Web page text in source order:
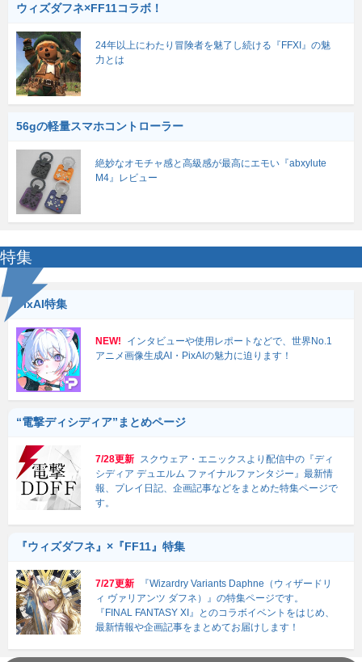
ウィズダフネ×FF11コラボ！
24年以上にわたり冒険者を魅了し続ける『FFXI』の魅
力とは
56gの軽量スマホコントローラー
絶妙なオモチャ感と高級感が最高にエモい『abxylute
M4』レビュー
特集
PixAI特集
NEW!
インタビューや使用レポートなどで、世界No.1
アニメ画像生成AI・PixAIの魅力に迫ります！
“電撃ディシディア”まとめページ
7/28更新 スクウェア・エニックスより配信中の『ディ
シディア デュエルム ファイナルファンタジー』最新情
報、プレイ日記、企画記事などをまとめた特集ページで
す。
『ウィズダフネ』×『FF11』特集
7/27更新
『Wizardry Variants Daphne（ウィザードリ
ィ ヴァリアンツ ダフネ）』の特集ページです。
『FINAL FANTASY XI』とのコラボイベントをはじめ、
最新情報や企画記事をまとめてお届けします！